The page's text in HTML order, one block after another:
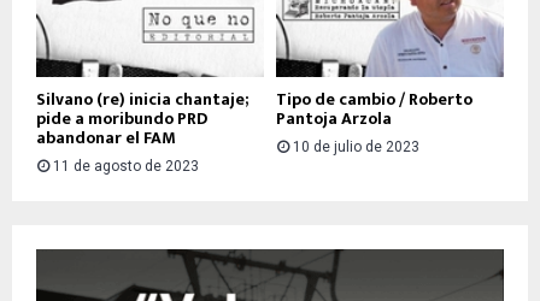
Silvano (re) inicia chantaje;
pide a moribundo PRD
abandonar el FAM
11 de agosto de 2023
Tipo de cambio / Roberto
Pantoja Arzola
10 de julio de 2023